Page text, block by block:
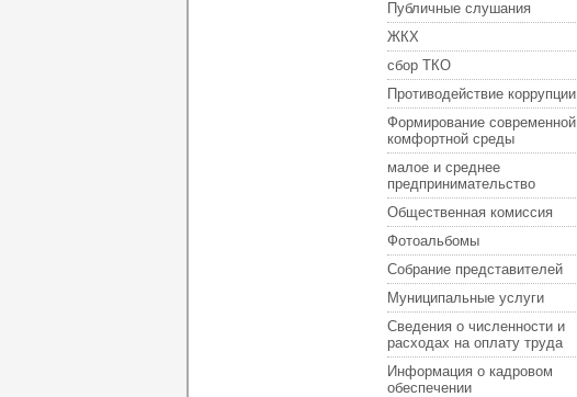
Публичные слушания
ЖКХ
сбор ТКО
Противодействие коррупции
Формирование современной
комфортной среды
малое и среднее
предпринимательство
Общественная комиссия
Фотоальбомы
Собрание представителей
Муниципальные услуги
Сведения о численности и
расходах на оплату труда
Информация о кадровом
обеспечении